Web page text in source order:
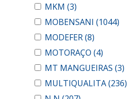
MKM (3)
MOBENSANI (1044)
MODEFER(8)
MOTORAÇO (4)
MT MANGUEIRAS (3)
MULTIQUALITA(236)